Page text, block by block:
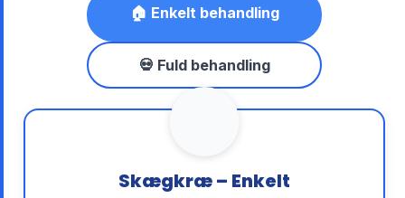
🏠 Enkelt behandling
💀 Fuld behandling
Skægkræ – Enkelt